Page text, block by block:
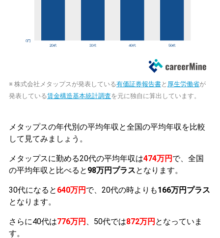
※ 株式会社メタップスが発表している有価証券報告書と 厚生労働省が
発表している賃金構造基本統計調査を元に独自に算出しています。
メタップスの年代別の平均年収と全国の平均年収を比較
して見てみましょう。
メタップスに勤める20代の平均年収は474万円 で、全国
の平均年収と比べると 98万円プラスとなります。
30代になると 640万円 で、20代の時よりも166万円プラス
となります。
さらに40代は776万円 、50代では872万円 となっていま
す。